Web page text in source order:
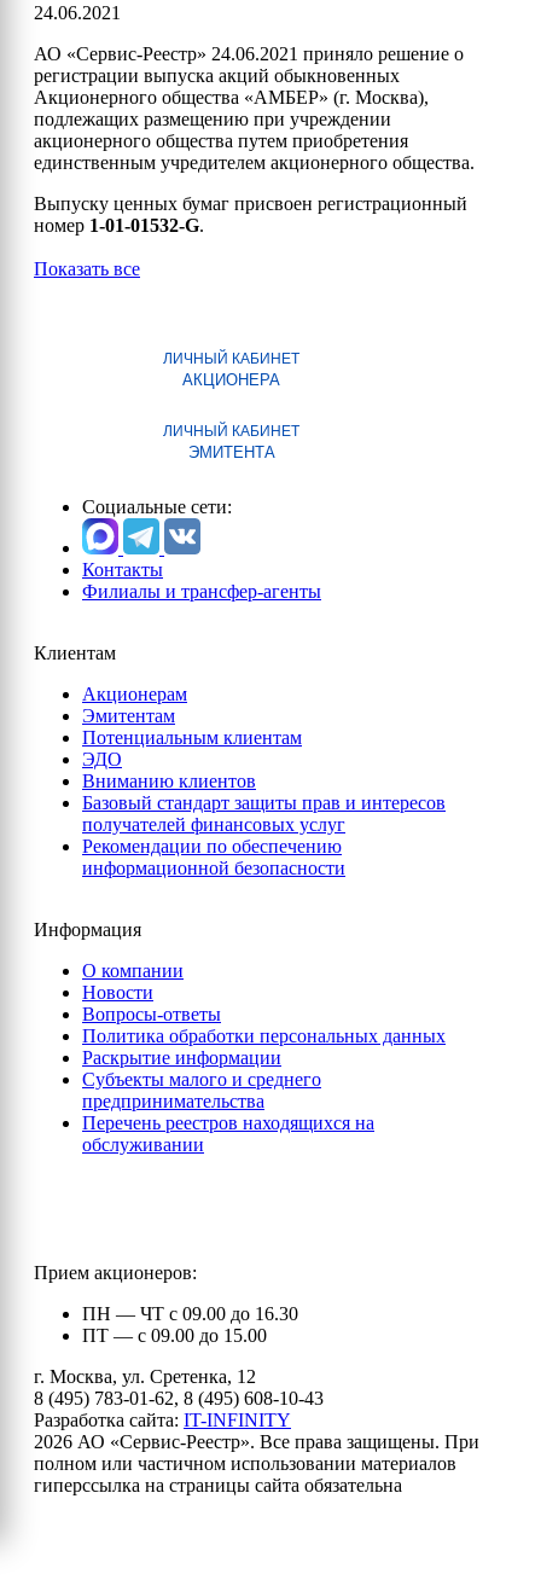
24.06.2021
АО «Сервис-Реестр» 24.06.2021 приняло решение о
регистрации выпуска акций обыкновенных
Акционерного общества «АМБЕР» (г. Москва),
подлежащих размещению при учреждении
акционерного общества путем приобретения
единственным учредителем акционерного общества.
Выпуску ценных бумаг присвоен регистрационный
номер 1-01-01532-G.
Показать все
ЛИЧНЫЙ КАБИНЕТ
АКЦИОНЕРА
ЛИЧНЫЙ КАБИНЕТ
ЭМИТЕНТА
Социальные сети:
Контакты
Филиалы и трансфер-агенты
Клиентам
Акционерам
Эмитентам
Потенциальным клиентам
ЭДО
Вниманию клиентов
Базовый стандарт защиты прав и интересов
получателей финансовых услуг
Рекомендации по обеспечению
информационной безопасности
Информация
О компании
Новости
Вопросы-ответы
Политика обработки персональных данных
Раскрытие информации
Субъекты малого и среднего
предпринимательства
Перечень реестров находящихся на
обслуживании
Прием акционеров:
ПН — ЧТ с 09.00 до 16.30
ПТ — с 09.00 до 15.00
г. Москва, ул. Сретенка, 12
8 (495) 783-01-62, 8 (495) 608-10-43
Разработка сайта: IT-INFINITY
2026 АО «Сервис-Реестр». Все права защищены. При
полном или частичном использовании материалов
гиперссылка на страницы сайта обязательна